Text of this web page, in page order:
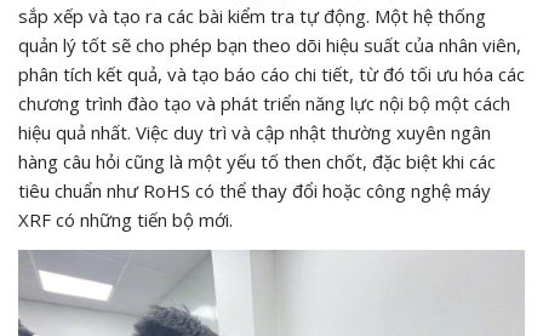
sắp xếp và tạo ra các bài kiểm tra tự động. Một hệ thống
quản lý tốt sẽ cho phép bạn theo dõi hiệu suất của nhân viên,
phân tích kết quả, và tạo báo cáo chi tiết, từ đó tối ưu hóa các
chương trình đào tạo và phát triển năng lực nội bộ một cách
hiệu quả nhất. Việc duy trì và cập nhật thường xuyên ngân
hàng câu hỏi cũng là một yếu tố then chốt, đặc biệt khi các
tiêu chuẩn như RoHS có thể thay đổi hoặc công nghệ máy
XRF có những tiến bộ mới.